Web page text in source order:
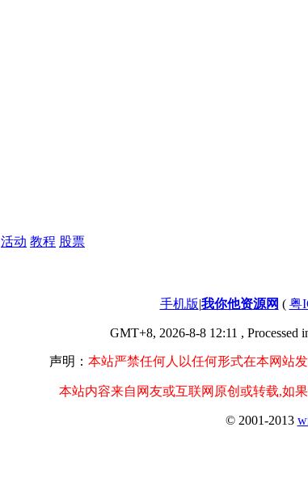
活动 教程 股票
手机版|我你他资源网 ( 粤
GMT+8, 2026-8-8 12:11 , Processed
声明： 本站严禁任何人以任何形式在本网站
本站内容来自网友或互联网原创或转载,如
© 2001-2013